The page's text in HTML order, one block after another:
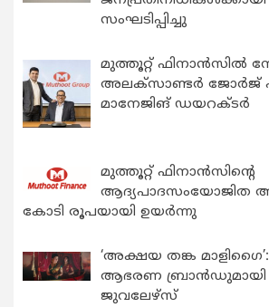
സംഘടിപ്പിച്ചു
മുത്തൂറ്റ് ഫിനാൻസിൽ
അലക്സാണ്ടർ ജോർജ്
മാനേജിങ് ഡയറക്ടർ
മുത്തൂറ്റ് ഫിനാൻസിന്റെ
ആദ്യപാദസംയോജിത
കോടി രൂപയായി ഉയർന്നു
‘അക്ഷയ തങ്ക മാളിഗൈ’:
ആഭരണ ബ്രാന്‍ഡുമായി
ജുവലേഴ്‌സ്